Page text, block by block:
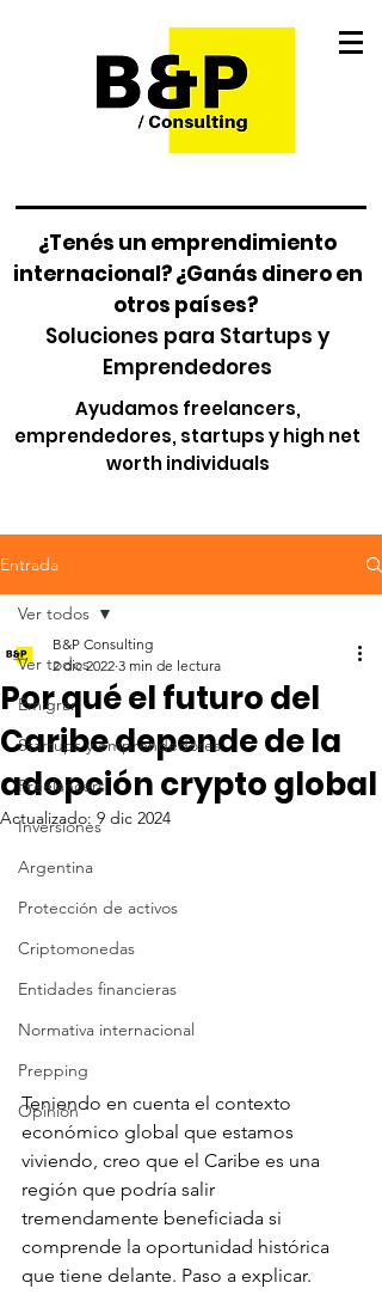
¿Tenés un emprendimiento
internacional? ¿Ganás dinero en
otros países?
Soluciones para Startups y
Emprendedores
Ayudamos freelancers,
emprendedores, startups y high net
worth individuals
Entrada
Ver todos
Emigrar
Startups y emprendedores
Freelancers
Inversiones
Argentina
Protección de activos
Criptomonedas
Entidades financieras
Normativa internacional
Prepping
Opinión
Ver todos
Por qué el futuro del
Caribe depende de la
adopción crypto global
B&P Consulting
2 dic 2022 3 min de lectura
Actualizado: 9 dic 2024
Teniendo en cuenta el contexto
económico global que estamos
viviendo, creo que el Caribe es una
región que podría salir
tremendamente beneficiada si
comprende la oportunidad histórica
que tiene delante. Paso a explicar.